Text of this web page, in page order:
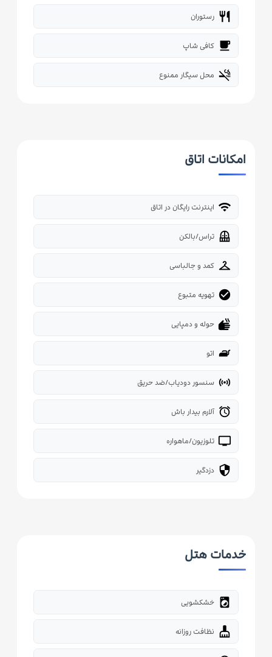
restaurant رستوران
local_cafe کافی شاپ
smoke_free محل سیگار ممنوع
امکانات اتاق
wifi اینترنت رایگان در اتاق
balcony تراس/بالکن
checkroom کمد و جالباسی
check_circle تهویه متبوع
dry حوله و دمپایی
iron اتو
sensors سنسور دودیاب/ضد حریق
alarm آلارم بیدار باش
tv تلوزیون/ماهواره
security دزدگیر
خدمات هتل
local_laundry_service خشکشویی
cleaning_services نظافت روزانه